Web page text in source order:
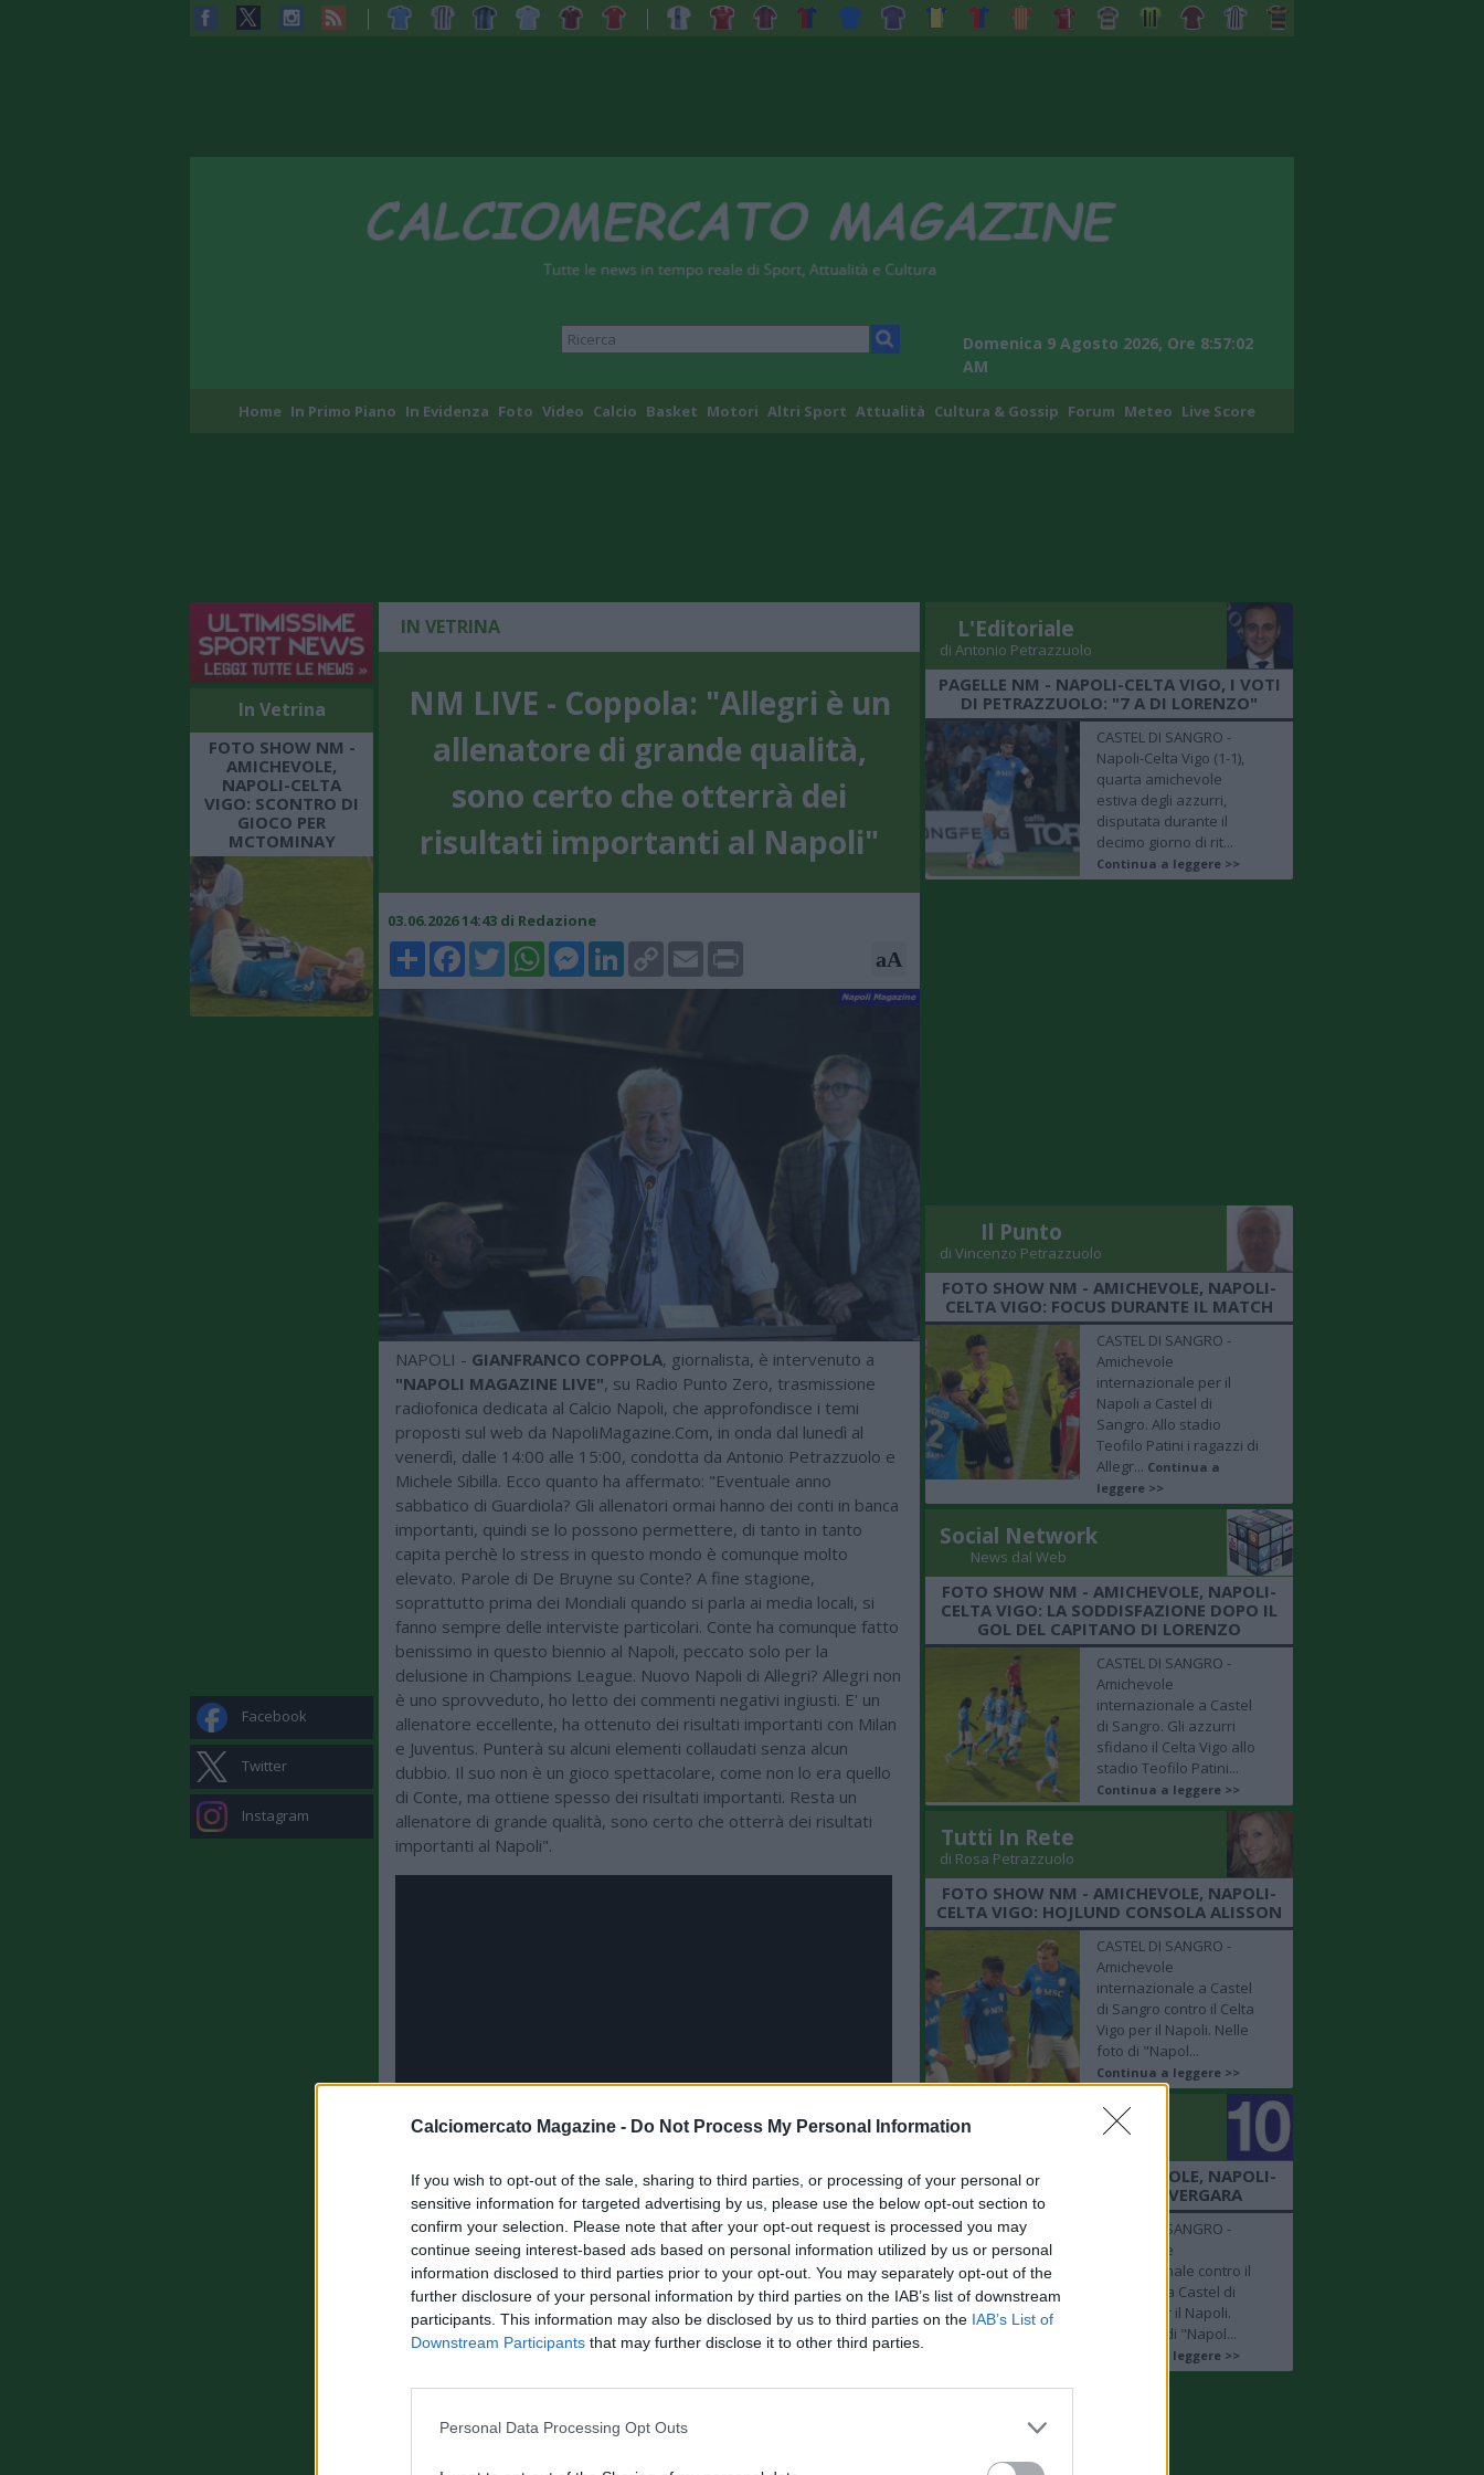
Calciomercato Magazine - Do Not Process My Personal Information
If you wish to opt-out of the sale, sharing to third parties, or processing of your personal or
sensitive information for targeted advertising by us, please use the below opt-out section to
confirm your selection. Please note that after your opt-out request is processed you may
continue seeing interest-based ads based on personal information utilized by us or personal
information disclosed to third parties prior to your opt-out. You may separately opt-out of the
further disclosure of your personal information by third parties on the IAB’s list of downstream
participants. This information may also be disclosed by us to third parties on the IAB’s List of
Downstream Participants that may further disclose it to other third parties.
Personal Data Processing Opt Outs
Domenica 9 Agosto 2026, Ore 8:57:03
AM
Home In Primo Piano In Evidenza Foto Video Calcio Basket Motori Altri Sport Attualità Cultura & Gossip Forum Meteo Live Score
In Vetrina
FOTO SHOW NM -
AMICHEVOLE,
NAPOLI-CELTA
VIGO: SCONTRO DI
GIOCO PER
MCTOMINAY
Facebook
Twitter
Instagram
IN VETRINA
NM LIVE - Coppola: "Allegri è un
allenatore di grande qualità,
sono certo che otterrà dei
risultati importanti al Napoli"
03.06.2026 14:43 di Redazione
ShareFacebookTwitterWhatsAppMessenger
LinkedIn
Copy
Link
Email Print aA
NAPOLI - GIANFRANCO COPPOLA, giornalista, è intervenuto a
"NAPOLI MAGAZINE LIVE", su Radio Punto Zero, trasmissione
radiofonica dedicata al Calcio Napoli, che approfondisce i temi
proposti sul web da NapoliMagazine.Com, in onda dal lunedì al
venerdì, dalle 14:00 alle 15:00, condotta da Antonio Petrazzuolo e
Michele Sibilla. Ecco quanto ha affermato: "Eventuale anno
sabbatico di Guardiola? Gli allenatori ormai hanno dei conti in banca
importanti, quindi se lo possono permettere, di tanto in tanto
capita perchè lo stress in questo mondo è comunque molto
elevato. Parole di De Bruyne su Conte? A fine stagione,
soprattutto prima dei Mondiali quando si parla ai media locali, si
fanno sempre delle interviste particolari. Conte ha comunque fatto
benissimo in questo biennio al Napoli, peccato solo per la
delusione in Champions League. Nuovo Napoli di Allegri? Allegri non
è uno sprovveduto, ho letto dei commenti negativi ingiusti. E' un
allenatore eccellente, ha ottenuto dei risultati importanti con Milan
e Juventus. Punterà su alcuni elementi collaudati senza alcun
dubbio. Il suo non è un gioco spettacolare, come non lo era quello
di Conte, ma ottiene spesso dei risultati importanti. Resta un
allenatore di grande qualità, sono certo che otterrà dei risultati
importanti al Napoli".
30.07 14:39 - NM LIVE - Cammaroto:
"Napoli, fatta per le cessioni di Rao e
L'Editoriale
di Antonio Petrazzuolo
PAGELLE NM - NAPOLI-CELTA VIGO, I VOTI
DI PETRAZZUOLO: "7 A DI LORENZO"
CASTEL DI SANGRO -
Napoli-Celta Vigo (1-1),
quarta amichevole
estiva degli azzurri,
disputata durante il
decimo giorno di rit...
Continua a leggere >>
Il Punto
di Vincenzo Petrazzuolo
FOTO SHOW NM - AMICHEVOLE, NAPOLI-
CELTA VIGO: FOCUS DURANTE IL MATCH
CASTEL DI SANGRO -
Amichevole
internazionale per il
Napoli a Castel di
Sangro. Allo stadio
Teofilo Patini i ragazzi di
Allegr... Continua a
leggere >>
Social Network
News dal Web
FOTO SHOW NM - AMICHEVOLE, NAPOLI-
CELTA VIGO: LA SODDISFAZIONE DOPO IL
GOL DEL CAPITANO DI LORENZO
CASTEL DI SANGRO -
Amichevole
internazionale a Castel
di Sangro. Gli azzurri
sfidano il Celta Vigo allo
stadio Teofilo Patini...
Continua a leggere >>
Tutti In Rete
di Rosa Petrazzuolo
FOTO SHOW NM - AMICHEVOLE, NAPOLI-
CELTA VIGO: HOJLUND CONSOLA ALISSON
CASTEL DI SANGRO -
Amichevole
internazionale a Castel
di Sangro contro il Celta
Vigo per il Napoli. Nelle
foto di "Napol...
Continua a leggere >>
L'Angolo
FOTO SHOW NM - AMICHEVOLE, NAPOLI-
CELTA VIGO: FOCUS SU VERGARA
CASTEL DI SANGRO -
Amichevole
internazionale contro il
Celta Vigo a Castel di
Sangro per il Napoli.
Nelle foto di "Napol...
Continua a leggere >>